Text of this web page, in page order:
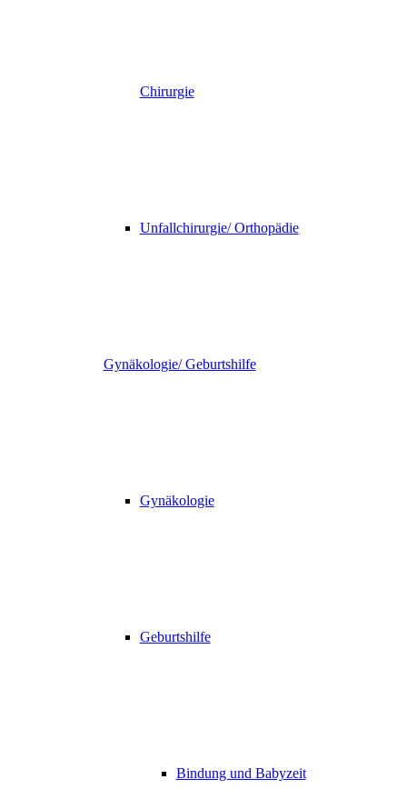
Chirurgie
Unfallchirurgie/ Orthopädie
Gynäkologie/ Geburtshilfe
Gynäkologie
Geburtshilfe
Bindung und Babyzeit